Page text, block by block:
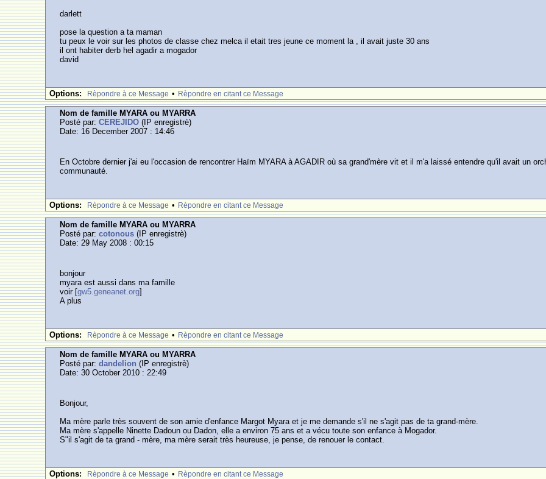
darlett
pose la question a ta maman
tu peux le voir sur les photos de classe chez melca il etait tres jeune ce moment la , il avait juste 30 ans
il ont habiter derb hel agadir a mogador
david
Options: Rèpondre à ce Message • Rèpondre en citant ce Message
Nom de famille MYARA ou MYARRA
Posté par:CEREJIDO (IP enregistrè)
Date: 16 December 2007 : 14:46
En Octobre dernier j'ai eu l'occasion de rencontrer Haïm MYARA à AGADIR où sa grand'mère vit et il m'a laissé entendre qu'il avait un
communauté.
Options: Rèpondre à ce Message • Rèpondre en citant ce Message
Nom de famille MYARA ou MYARRA
Posté par:cotonous (IP enregistrè)
Date: 29 May 2008 : 00:15
bonjour
myara est aussi dans ma famille
voir [gw5.geneanet.org]
A plus
Options: Rèpondre à ce Message • Rèpondre en citant ce Message
Nom de famille MYARA ou MYARRA
Posté par:dandelion (IP enregistrè)
Date: 30 October 2010 : 22:49
Bonjour,
Ma mère parle très souvent de son amie d'enfance Margot Myara et je me demande s'il ne s'agit pas de ta grand-mère.
Ma mère s'appelle Ninette Dadoun ou Dadon, elle a environ 75 ans et a vécu toute son enfance à Mogador.
S"il s'agit de ta grand - mère, ma mère serait très heureuse, je pense, de renouer le contact.
Options: Rèpondre à ce Message • Rèpondre en citant ce Message